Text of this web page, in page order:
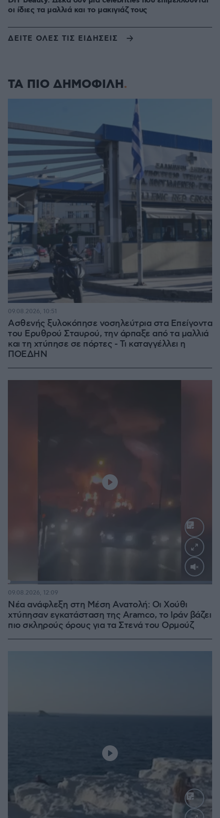
οι ίδιες τα μαλλιά και το μακιγιάζ τους
ΔΕΙΤΕ ΟΛΕΣ ΤΙΣ ΕΙΔΗΣΕΙΣ
ΤΑ ΠΙΟ ΔΗΜΟΦΙΛΗ
Ασθενής ξυλοκόπησε νοσηλεύτρια στα Επείγοντα
του Ερυθρού Σταυρού, την άρπαξε από τα μαλλιά
και τη χτύπησε σε πόρτες - Τι καταγγέλλει η
ΠΟΕΔΗΝ
09.08.2026, 10:51
Νέα ανάφλεξη στη Μέση Ανατολή: Οι Χούθι
χτύπησαν εγκατάσταση της Aramco, το Ιράν βάζει
πιο σκληρούς όρους για τα Στενά του Ορμούζ
09.08.2026, 12:09